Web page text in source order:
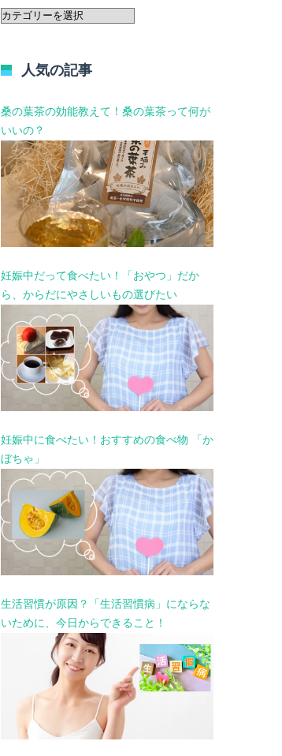
カ
ー
選
択
人気の記事
桑の葉茶の効能教えて！桑の葉茶って何が
いいの？
妊娠中だって食べたい！「おやつ」だか
ら、からだにやさしいもの選びたい
妊娠中に食べたい！おすすめの食べ物 「か
ぼちゃ」
生活習慣が原因？「生活習慣病」にならな
いために、今日からできること！